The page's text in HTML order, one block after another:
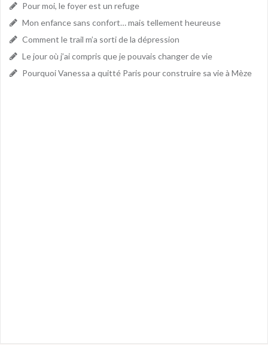
Pour moi, le foyer est un refuge
Mon enfance sans confort… mais tellement heureuse
Comment le trail m’a sorti de la dépression
Le jour où j’ai compris que je pouvais changer de vie
Pourquoi Vanessa a quitté Paris pour construire sa vie à Mèze